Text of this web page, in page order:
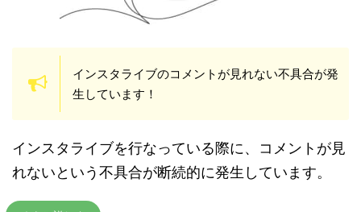
インスタライブのコメントが見れない不具合が発
生しています！
インスタライブを行なっている際に、コメントが見
れないという不具合が断続的に発生しています。